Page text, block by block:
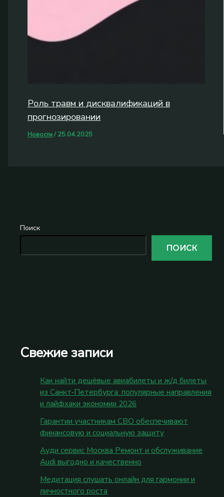
Поиск
ПОИСК
Свежие записи
Как найти дешёвые авиабилеты и ж/д билеты
из Санкт‑Петербурга: популярные направления
и лайфхаки экономии 2026
Гарантии участникам СВО обеспечивают
финансовую и социальную защиту
Ауди сервис Москва Ремонт и обслуживание
Audi выгодно и качественно
Медитация слушать онлайн для гармонии и
личностного роста
Роль травм и дисквалификаций в
прогнозировании
Новости/ 25.04.2025